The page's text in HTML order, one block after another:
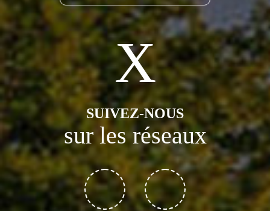
SUIVEZ-NOUS
sur les réseaux